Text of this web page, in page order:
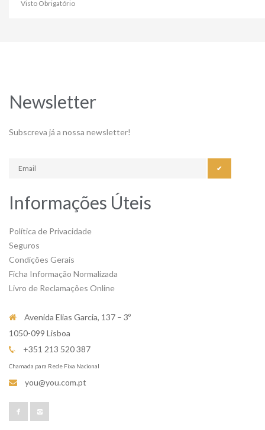
Visto Obrigatório
Newsletter
Subscreva já a nossa newsletter!
✔
Informações Úteis
Política de Privacidade
Seguros
Condições Gerais
Ficha Informação Normalizada
Livro de Reclamações Online
Avenida Elias Garcia, 137 – 3º
1050-099 Lisboa
+351 213 520 387
Chamada para Rede Fixa Nacional
you@you.com.pt